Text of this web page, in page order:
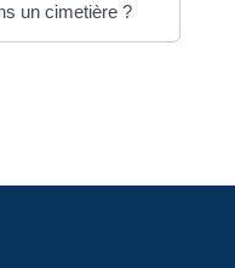
un cimetière ?